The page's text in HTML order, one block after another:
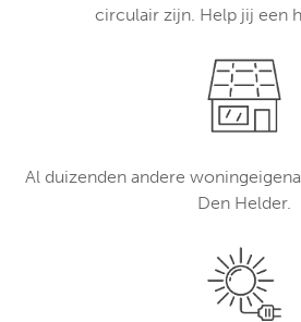
circulair zijn. Help jij een
Al duizenden andere
Den Helder.